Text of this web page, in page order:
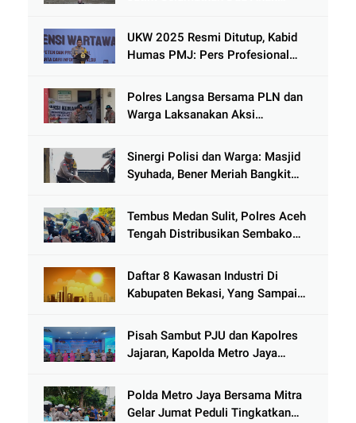
Kenjeran
UKW 2025 Resmi Ditutup, Kabid
Humas PMJ: Pers Profesional
Hoaks
Polres Langsa Bersama PLN dan
Warga Laksanakan Aksi
Tamiang
Sinergi Polisi dan Warga: Masjid
Syuhada, Bener Meriah Bangkit
Tembus Medan Sulit, Polres Aceh
Tengah Distribusikan Sembako
Jamat
Daftar 8 Kawasan Industri Di
Kabupaten Bekasi, Yang Sampai
Pisah Sambut PJU dan Kapolres
Jajaran, Kapolda Metro Jaya
Diperkuat
Polda Metro Jaya Bersama Mitra
Gelar Jumat Peduli Tingkatkan